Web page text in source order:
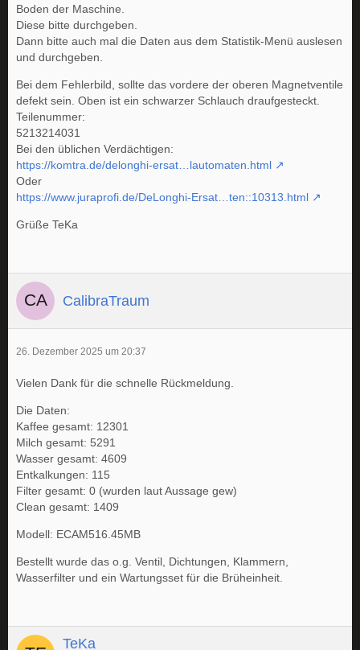
Boden der Maschine.
Diese bitte durchgeben.
Dann bitte auch mal die Daten aus dem Statistik-Menü auslesen
und durchgeben.
Bei dem Fehlerbild, sollte das vordere der oberen Magnetventile
defekt sein. Oben ist ein schwarzer Schlauch draufgesteckt.
Teilenummer:
5213214031
Bei den üblichen Verdächtigen:
https://komtra.de/delonghi-ersat…lautomaten.html
Oder
https://www.juraprofi.de/DeLonghi-Ersat…ten::10313.html
Grüße TeKa
CalibraTraum
26. Dezember 2025 um 20:37
Vielen Dank für die schnelle Rückmeldung.
Die Daten:
Kaffee gesamt: 12301
Milch gesamt: 5291
Wasser gesamt: 4609
Entkalkungen: 115
Filter gesamt: 0 (wurden laut Aussage gew)
Clean gesamt: 1409
Modell: ECAM516.45MB
Bestellt wurde das o.g. Ventil, Dichtungen, Klammern,
Wasserfilter und ein Wartungsset für die Brüheinheit.
TeKa